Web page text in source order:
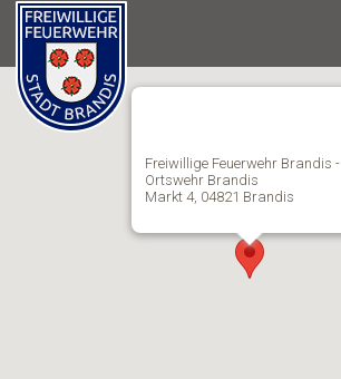
Freiwillige Feuerwehr Brandis -
Ortswehr Brandis
Markt 4, 04821 Brandis